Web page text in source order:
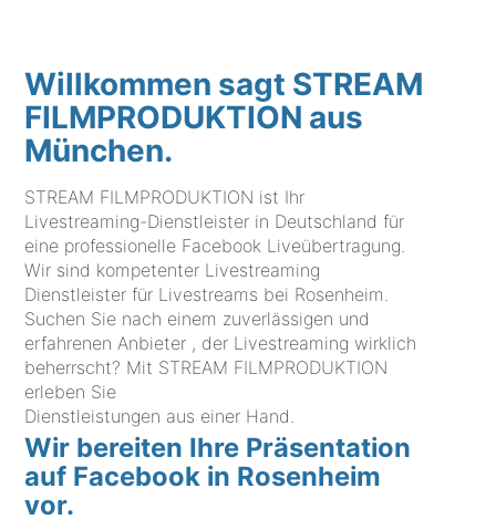
Willkommen sagt STREAM
FILMPRODUKTION aus
München.
STREAM FILMPRODUKTION ist Ihr
Livestreaming-Dienstleister in Deutschland für
eine professionelle Facebook Liveübertragung.
Wir sind kompetenter Livestreaming
Dienstleister für Livestreams bei Rosenheim.
Suchen Sie nach einem zuverlässigen und
erfahrenen Anbieter , der Livestreaming wirklich
beherrscht? Mit STREAM FILMPRODUKTION
erleben Sie
Dienstleistungen aus einer Hand.
Wir bereiten Ihre Präsentation
auf Facebook in Rosenheim
vor.